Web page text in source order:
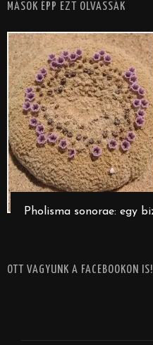
MÁSOK ÉPP EZT OLVASSÁK
Pholisma sonorae: egy
OTT VAGYUNK A FACEBOOKON IS!